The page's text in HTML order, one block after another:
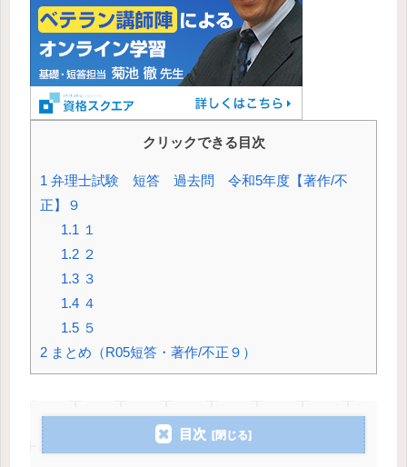
クリックできる目次
1 弁理士試験 短答 過去問 令和5年度【著作/不
正】９
1.1 １
1.2２
1.3３
1.4４
1.5５
2 まとめ（R05短答・著作/不正９）
目次